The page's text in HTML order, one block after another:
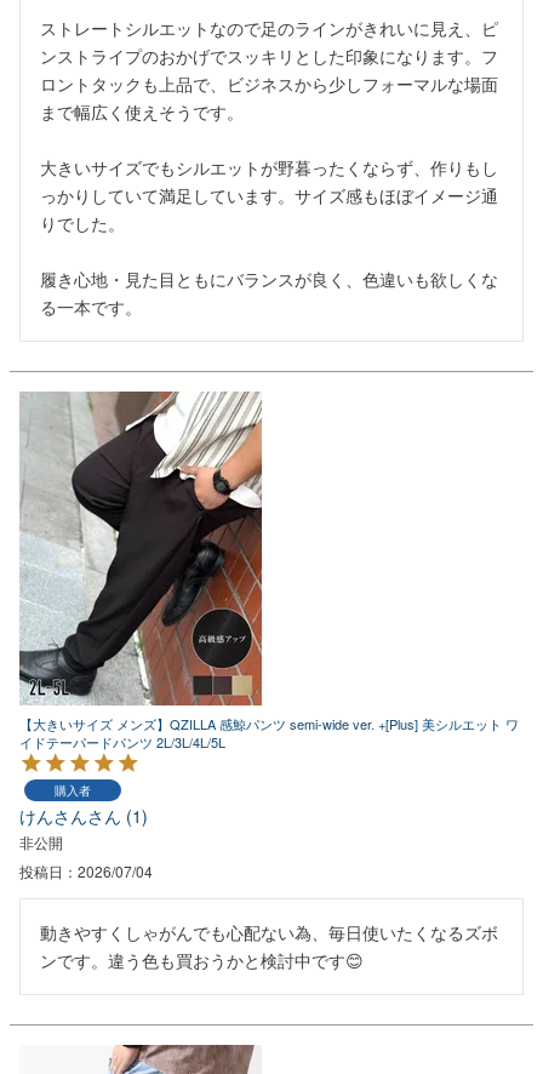
ストレートシルエットなので足のラインがきれいに見え、ピ
ンストライプのおかげでスッキリとした印象になります。フ
ロントタックも上品で、ビジネスから少しフォーマルな場面
まで幅広く使えそうです。
大きいサイズでもシルエットが野暮ったくならず、作りもし
っかりしていて満足しています。サイズ感もほぼイメージ通
りでした。
履き心地・見た目ともにバランスが良く、色違いも欲しくな
る一本です。
【大きいサイズ メンズ】QZILLA 感鯨パンツ semi-wide ver. +[Plus] 美シルエット ワ
イドテーパードパンツ 2L/3L/4L/5L
購入者
けんさん 1
非公開
投稿日
2026/07/04
動きやすくしゃがんでも心配ない為、毎日使いたくなるズボ
ンです。違う色も買おうかと検討中です😊